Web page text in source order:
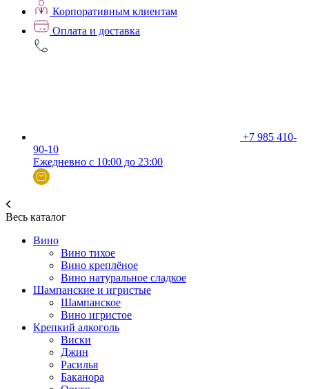
Корпоративным клиентам
Оплата и доставка
+7 985 410-
90-10
Ежедневно с 10:00 до 23:00
Весь каталог
Вино
Вино тихое
Вино креплёное
Вино натуральное сладкое
Шампанские и игристые
Шампанское
Вино игристое
Крепкий алкоголь
Виски
Джин
Расилья
Баканора